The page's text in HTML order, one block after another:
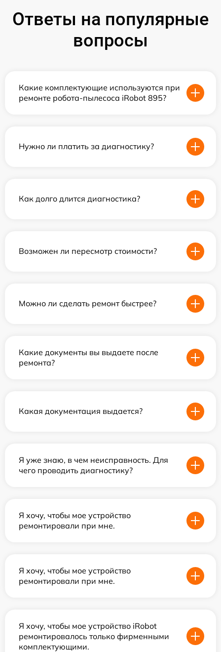
Ответы на популярные
вопросы
Какие комплектующие используются при
ремонте робота-пылесоса iRobot 895?
Нужно ли платить за диагностику?
Как долго длится диагностика?
Возможен ли пересмотр стоимости?
Можно ли сделать ремонт быстрее?
Какие документы вы выдаете после
ремонта?
Какая документация выдается?
Я уже знаю, в чем неисправность. Для
чего проводить диагностику?
Я хочу, чтобы мое устройство
ремонтировали при мне.
Я хочу, чтобы мое устройство
ремонтировали при мне.
Я хочу, чтобы мое устройство iRobot
ремонтировалось только фирменными
комплектующими.